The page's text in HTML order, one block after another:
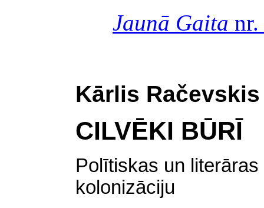
Jaunā Gaita nr.
Kārlis Račevskis
CILVĒKI BŪRĪ
Polītiskas un
kolonizāciju